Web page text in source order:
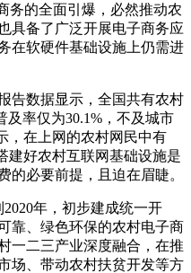
务的全面引爆，必然推动农
具备了广泛开展电子商务应
在软硬件基础设施上仍需进
数据显示，全国共有农村
及率仅为30.1%，不及城市
，在上网的农村网民中有
建好农村互联网基础设施是
的必要前提，且迫在眉睫。
年，初步建成统一开
靠、绿色环保的农村电子商
一二三产业深度融合，在推
场、带动农村扶贫开发等方